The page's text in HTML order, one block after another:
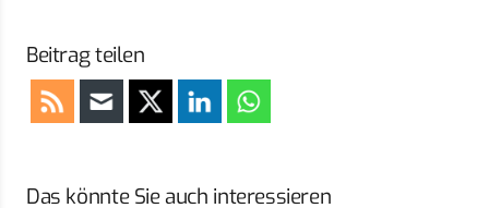
Beitrag teilen
Das könnte Sie auch interessieren